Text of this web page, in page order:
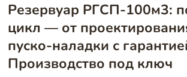
Резервуар РГСП-100м3:
цикл — от
пуско-наладки с
Производство под ключ